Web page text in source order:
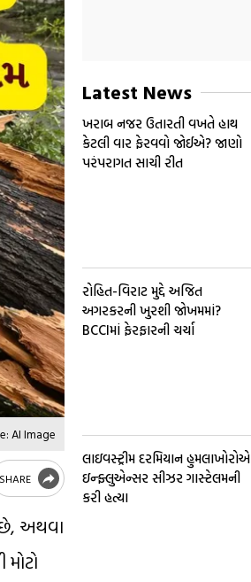
AI Image
SHARE
છે, અથવા
Latest News
ખરાબ નજર ઉતારતી વખતે હાથ
કેટલી વાર ફેરવવો જોઈએ? જાણો
પરંપરાગત સાચી રીત
રોહિત-વિરાટ મુદ્દે અજિત
અગરકરની ખુરશી જોખમમાં?
BCCIમાં ફેરફારની ચર્ચા
લાઇવસ્ટ્રીમ દરમિયાન હુમલાખોરોએ
ઇન્ફ્લુએન્સર સીઝર ગાસ્ટેલમની
કરી હત્યા